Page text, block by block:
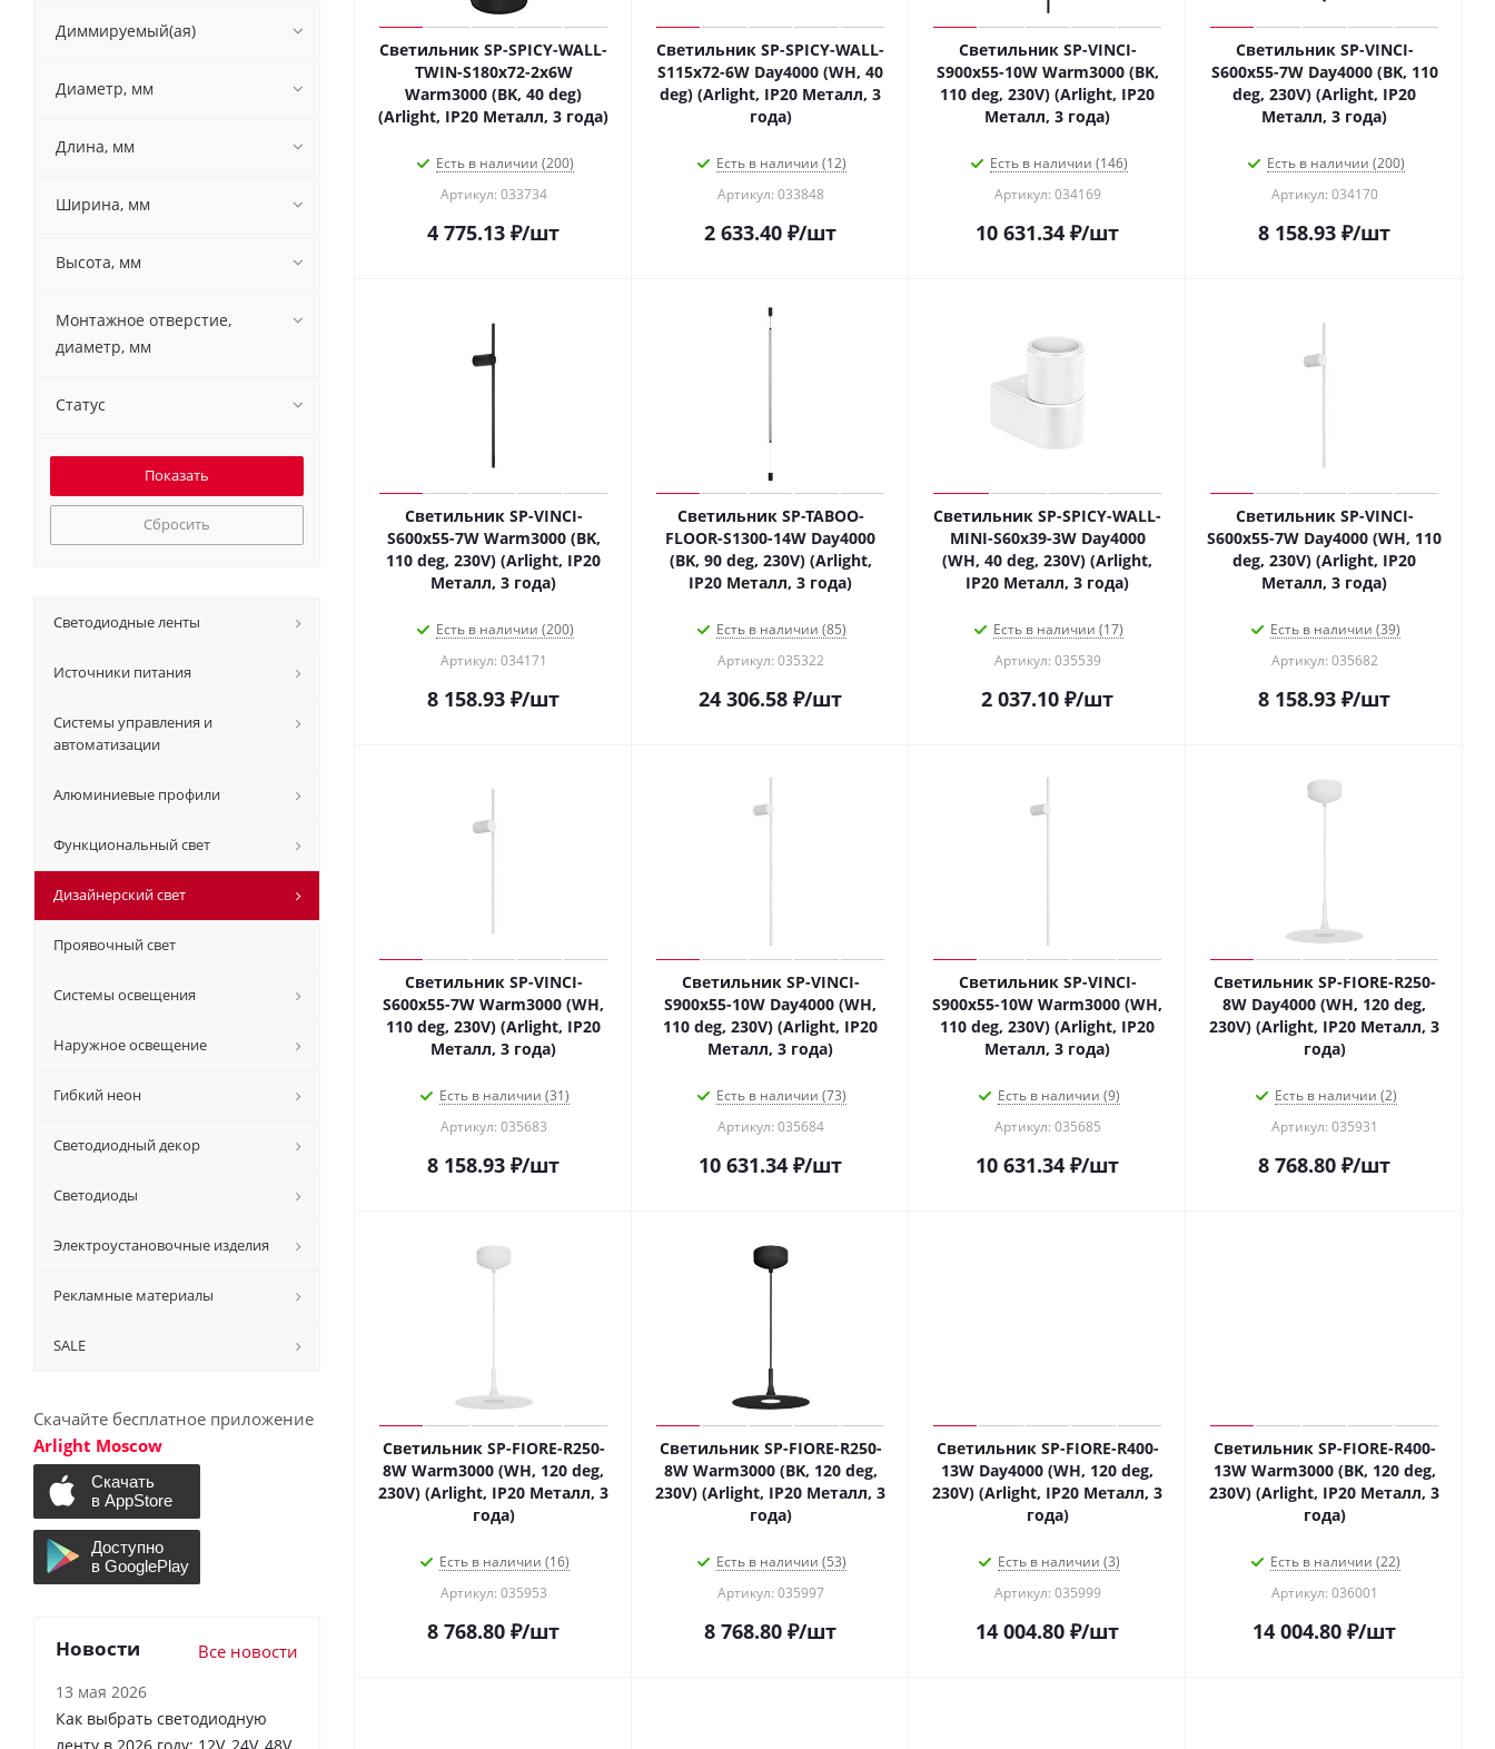
Светильник SP-SPICY-WALL-
TWIN-S180x72-2x6W
Warm3000 (BK, 40 deg)
(Arlight, IP20 Металл, 3 года)
Есть в наличии (200)
Артикул: 033734
4 775.13 ₽/шт
Светильник SP-SPICY-WALL-
S115x72-6W Day4000 (WH, 40
deg) (Arlight, IP20 Металл, 3
года)
Есть в наличии (12)
Артикул: 033848
2 633.40 ₽/шт
Светильник SP-VINCI-
S900x55-10W Warm3000 (BK,
110 deg, 230V) (Arlight, IP20
Металл, 3 года)
Есть в наличии (146)
Артикул: 034169
10 631.34 ₽/шт
Светильник SP-VINCI-
S600x55-7W Day4000 (BK, 110
deg, 230V) (Arlight, IP20
Металл, 3 года)
Есть в наличии (200)
Артикул: 034170
8 158.93 ₽/шт
Светильник SP-VINCI-
S600x55-7W Warm3000 (BK,
110 deg, 230V) (Arlight, IP20
Металл, 3 года)
Есть в наличии (200)
Артикул: 034171
8 158.93 ₽/шт
Светильник SP-TABOO-
FLOOR-S1300-14W Day4000
(BK, 90 deg, 230V) (Arlight,
IP20 Металл, 3 года)
Есть в наличии (85)
Артикул: 035322
24 306.58 ₽/шт
Светильник SP-SPICY-WALL-
MINI-S60x39-3W Day4000
(WH, 40 deg, 230V) (Arlight,
IP20 Металл, 3 года)
Есть в наличии (17)
Артикул: 035539
2 037.10 ₽/шт
Светильник SP-VINCI-
S600x55-7W Day4000 (WH, 110
deg, 230V) (Arlight, IP20
Металл, 3 года)
Есть в наличии (39)
Артикул: 035682
8 158.93 ₽/шт
Светильник SP-VINCI-
S600x55-7W Warm3000 (WH,
110 deg, 230V) (Arlight, IP20
Металл, 3 года)
Есть в наличии (31)
Артикул: 035683
8 158.93 ₽/шт
Светильник SP-VINCI-
S900x55-10W Day4000 (WH,
110 deg, 230V) (Arlight, IP20
Металл, 3 года)
Есть в наличии (73)
Артикул: 035684
10 631.34 ₽/шт
Светильник SP-VINCI-
S900x55-10W Warm3000 (WH,
110 deg, 230V) (Arlight, IP20
Металл, 3 года)
Есть в наличии (9)
Артикул: 035685
10 631.34 ₽/шт
Светильник SP-FIORE-R250-
8W Day4000 (WH, 120 deg,
230V) (Arlight, IP20 Металл, 3
года)
Есть в наличии (2)
Артикул: 035931
8 768.80 ₽/шт
Светильник SP-FIORE-R250-
8W Warm3000 (WH, 120 deg,
230V) (Arlight, IP20 Металл, 3
года)
Есть в наличии (16)
Артикул: 035953
8 768.80 ₽/шт
Светильник SP-FIORE-R250-
8W Warm3000 (BK, 120 deg,
230V) (Arlight, IP20 Металл, 3
года)
Есть в наличии (53)
Артикул: 035997
8 768.80 ₽/шт
Светильник SP-FIORE-R400-
13W Day4000 (WH, 120 deg,
230V) (Arlight, IP20 Металл, 3
года)
Есть в наличии (3)
Артикул: 035999
14 004.80 ₽/шт
Светильник SP-FIORE-R400-
13W Warm3000 (BK, 120 deg,
230V) (Arlight, IP20 Металл, 3
года)
Есть в наличии (22)
Артикул: 036001
14 004.80 ₽/шт
Диммируемый(ая)
Диаметр, мм
Длина, мм
Ширина, мм
Высота, мм
Монтажное отверстие,
диаметр, мм
Статус
Сбросить
Светодиодные ленты
Источники питания
Системы управления и
автоматизации
Алюминиевые профили
Функциональный свет
Дизайнерский свет
Проявочный свет
Системы освещения
Наружное освещение
Гибкий неон
Светодиодный декор
Светодиоды
Электроустановочные изделия
Рекламные материалы
SALE
Скачайте бесплатное приложение
Arlight Moscow
Новости Все новости
13 мая 2026
Как выбрать светодиодную